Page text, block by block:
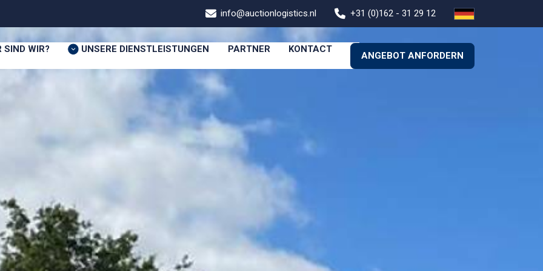
info@auctionlogistics.nl +31 (0)162 - 31 29 12
SIND WIR? UNSERE DIENSTLEISTUNGEN PARTNER KONTACT
ANGEBOT ANFORDERN